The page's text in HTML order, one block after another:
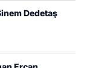
Dedetaş